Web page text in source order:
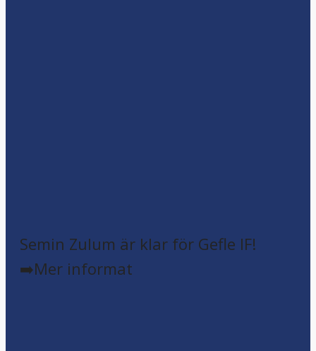
Semin Zulum är klar för Gefle IF!
➡️Mer informat